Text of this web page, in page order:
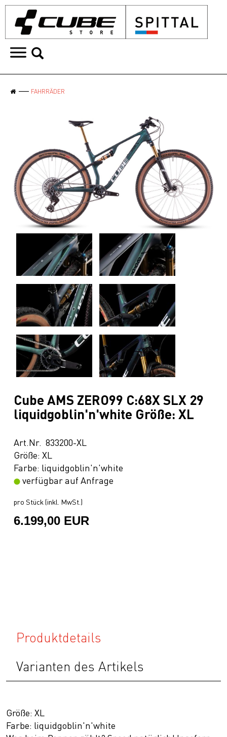
FAHRRÄDER
Cube AMS ZERO99 C:68X SLX 29
liquidgoblin'n'white Größe: XL
Art.Nr. 833200-XL
Größe: XL
Farbe: liquidgoblin'n'white
verfügbar auf Anfrage
pro Stück (inkl. MwSt.)
6.199,00 EUR
Produktdetails
Varianten des Artikels
Größe: XL
Farbe: liquidgoblin'n'white